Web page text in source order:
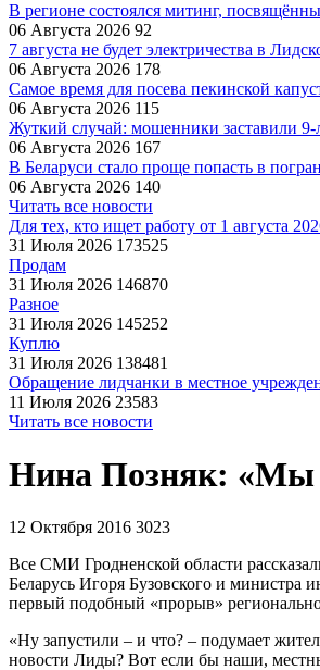
В регионе состоялся митинг,
06 Августа 2026 92
7 августа не будет электричества в
06 Августа 2026 178
Самое время для посева пекинской
06 Августа 2026 115
Жуткий случай: мошенники заставили
06 Августа 2026 167
В Беларуси стало проще попасть в
06 Августа 2026 140
Читать все новости
Для тех, кто ищет работу от 1 августа
31 Июля 2026 173525
Продам
31 Июля 2026 146870
Разное
31 Июля 2026 145252
Куплю
31 Июля 2026 138481
Обращение лидчанки в местное
11 Июля 2026 23583
Читать все новости
Нина Позняк: «Мы
12 Октября 2016 3023
Все СМИ Гродненской области
Беларусь Игоря Бузовского и министра
первый подобный «прорыв»
«Ну запустили – и что? – подумает
новости Лиды? Вот если бы наши,